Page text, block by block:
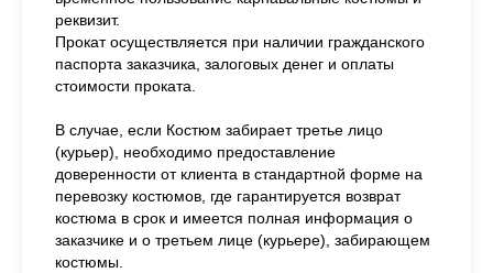
реквизит.
Прокат осуществляется при наличии гражданского
паспорта заказчика, залоговых денег и оплаты
стоимости проката.
В случае, если Костюм забирает третье лицо
(курьер), необходимо предоставление
доверенности от клиента в стандартной форме на
перевозку костюмов, где гарантируется возврат
костюма в срок и имеется полная информация о
заказчике и о третьем лице (курьере), забирающем
костюмы.